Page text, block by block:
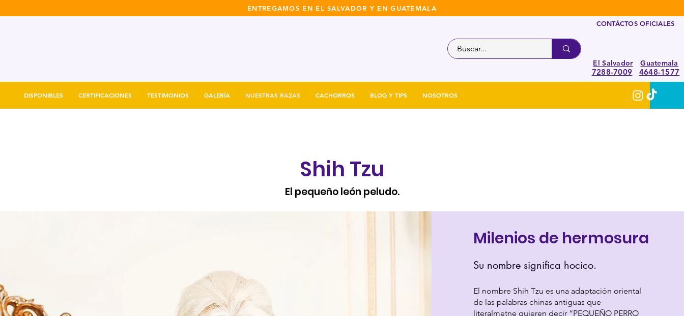
ENTREGAMOS EN EL SALVADOR Y EN GUATEMALA
CONTÁCTOS OFICIALES
Guatemala
El Salvador
7288-7009 4648-1577
DISPONIBLES CERTIFICACIONES TESTIMONIOS GALERÍA NUESTRAS RAZAS CACHORROS BLOG Y TIPS NOSOTROS
Shih Tzu
El pequeño león peludo.
Milenios de hermosura
Su nombre significa hocico.
El nombre Shih Tzu es una adaptación oriental
de las palabras chinas antiguas que
literalmetne quieren decir “PEQUEÑO PERRO